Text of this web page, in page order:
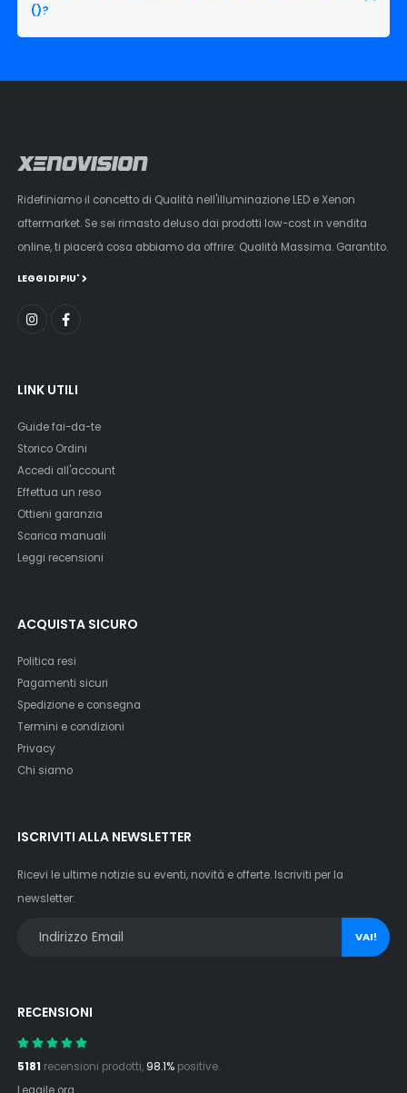
()?
Ridefiniamo il concetto di Qualità nell'illuminazione LED e Xenon
aftermarket. Se sei rimasto deluso dai prodotti low-cost in vendita
online, ti piacerà cosa abbiamo da offrire: Qualità Massima. Garantito.
LEGGI DI PIU'
LINK UTILI
Guide fai-da-te
Storico Ordini
Accedi all'account
Effettua un reso
Ottieni garanzia
Scarica manuali
Leggi recensioni
ACQUISTA SICURO
Politica resi
Pagamenti sicuri
Spedizione e consegna
Termini e condizioni
Privacy
Chi siamo
ISCRIVITI ALLA NEWSLETTER
Ricevi le ultime notizie su eventi, novità e offerte. Iscriviti per la
newsletter:
VAI!
RECENSIONI
5181 recensioni prodotti, 98.1% positive.